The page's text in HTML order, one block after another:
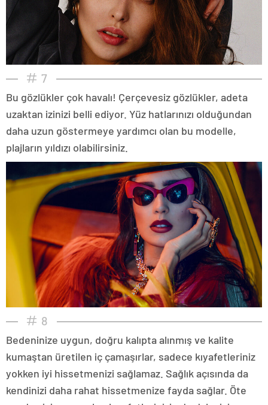
7
Bu gözlükler çok havalı! Çerçevesiz gözlükler, adeta
uzaktan izinizi belli ediyor. Yüz hatlarınızı olduğundan
daha uzun göstermeye yardımcı olan bu modelle,
plajların yıldızı olabilirsiniz.
8
Bedeninize uygun, doğru kalıpta alınmış ve kalite
kumaştan üretilen iç çamaşırlar, sadece kıyafetleriniz
yokken iyi hissetmenizi sağlamaz. Sağlık açısında da
kendinizi daha rahat hissetmenize fayda sağlar. Öte